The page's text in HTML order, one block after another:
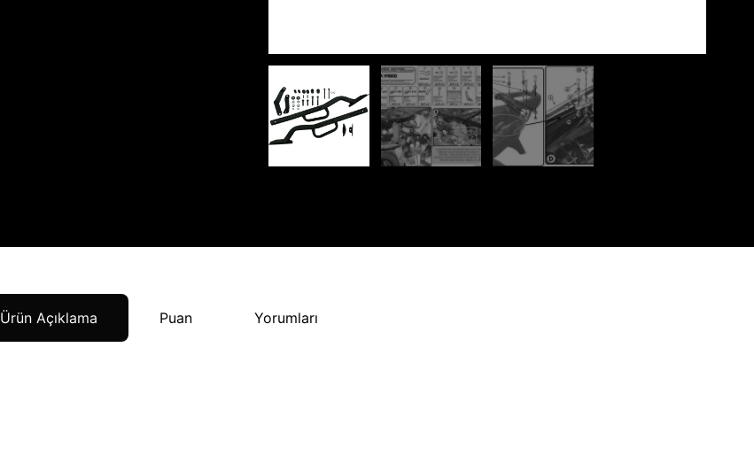
Ürün Açıklama Puan Yorumları